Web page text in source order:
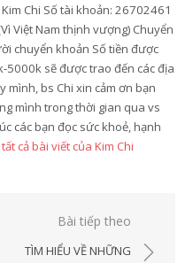
Chi Số tài khoản: 26702461
Việt Nam thịnh vượng) Chuyển
chuyển khoản Số tiền được
5000k sẽ được trao đến các địa
mình, bs Chi xin cảm ơn bạn
mình trong thời gian qua vs
các bạn đọc sức khoẻ, hạnh
cả bài viết của Kim Chi
Bài tiếp theo
TÌM HIỂU VỀ NHỮNG